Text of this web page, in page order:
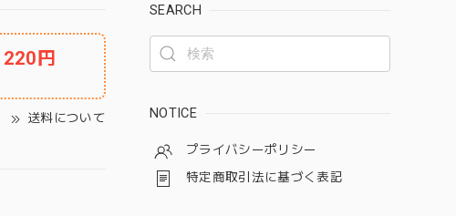
220円
送料について
SEARCH
NOTICE
プライバシーポリシー
特定商取引法に基づく表記